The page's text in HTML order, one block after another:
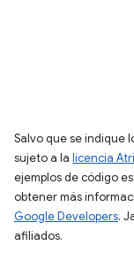
Salvo que se indique
sujeto a la licencia
ejemplos de código
obtener más
Google Developers.
afiliados.